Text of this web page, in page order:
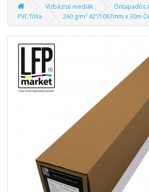
Vízbázisú médiák
Öntapadós
PVC fólia
260 g/m² 42”/1067mm x 30m